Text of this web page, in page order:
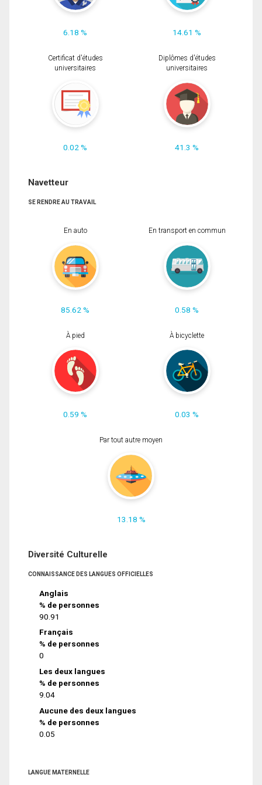
6.18 % 14.61 %
Certificat d'études
universitaires
0.02 %
Diplômes d'études
universitaires
41.3 %
Navetteur
SE RENDRE AU TRAVAIL
En auto
85.62 %
En transport en commun
0.58 %
À pied
0.59 %
À bicyclette
0.03 %
Par tout autre moyen
13.18 %
Diversité Culturelle
CONNAISSANCE DES LANGUES OFFICIELLES
Anglais
% de personnes
90.91
Français
% de personnes
0
Les deux langues
% de personnes
9.04
Aucune des deux langues
% de personnes
0.05
LANGUE MATERNELLE